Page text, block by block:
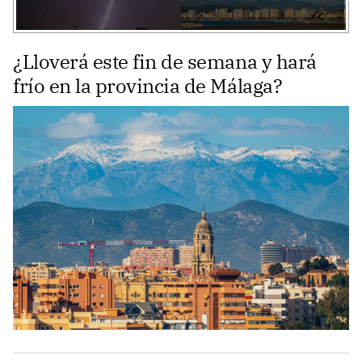
¿Lloverá este fin de semana y hará
frío en la provincia de Málaga?